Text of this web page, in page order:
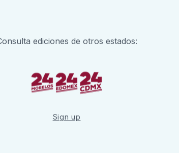
ediciones de otros estados:
Sign up